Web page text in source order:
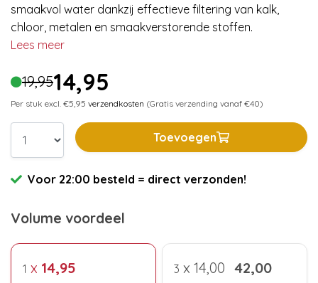
smaakvol water dankzij effectieve filtering van kalk,
chloor, metalen en smaakverstorende stoffen.
Lees meer
19,9514,95
Per stuk excl. €5,95 verzendkosten (Gratis verzending vanaf €40)
Toevoegen
Voor 22:00 besteld = direct verzonden!
Volume voordeel
1 x 14,95 3 x 14,00 42,00